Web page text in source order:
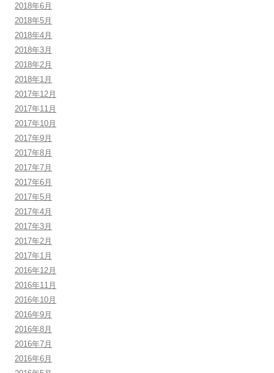
2018年6月
2018年5月
2018年4月
2018年3月
2018年2月
2018年1月
2017年12月
2017年11月
2017年10月
2017年9月
2017年8月
2017年7月
2017年6月
2017年5月
2017年4月
2017年3月
2017年2月
2017年1月
2016年12月
2016年11月
2016年10月
2016年9月
2016年8月
2016年7月
2016年6月